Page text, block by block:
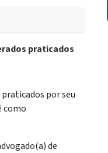
praticados
por seu
como
de